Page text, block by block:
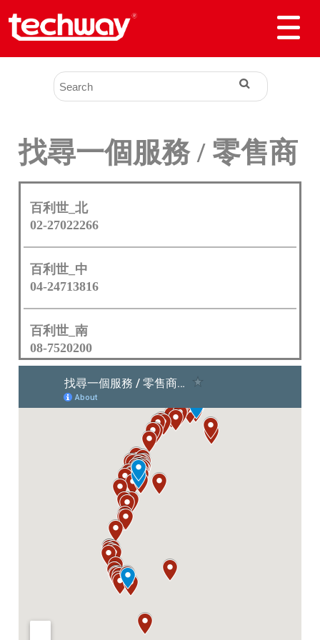
找尋一個服務 / 零售商
百利世_北
02-27022266
百利世_中
04-24713816
百利世_南
08-7520200
捷峰五金商行
04-23324789
振宇五金_台北松山店
振宇五金_新北淡水店